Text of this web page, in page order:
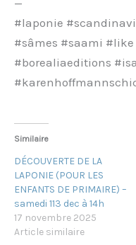
#laponie
#sâmes #saami
#borealiaeditions
Similaire
DÉCOUVERTE DE LA
LAPONIE (POUR LES
ENFANTS DE PRIMAIRE) –
samedi 113 dec à 14h
17 novembre 2025
Article similaire